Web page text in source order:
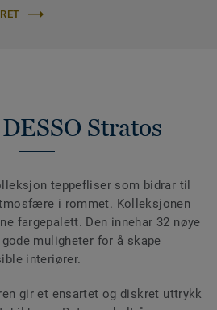
Stratos
teppefliser som bidrar til
i rommet. Kolleksjonen
fargepalett. Den innehar 32 nøye
muligheter for å skape
interiører.
gir et ensartet og diskret uttrykk